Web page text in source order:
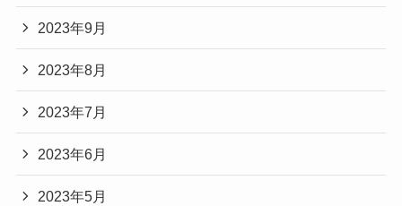
2023年9月
2023年8月
2023年7月
2023年6月
2023年5月